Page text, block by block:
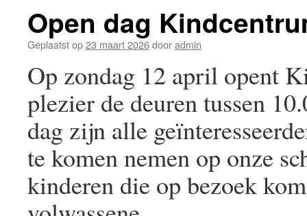
Open dag
Geplaatst op23 maart 2026dooradmin
Op zondag 12 april opent
plezier de deuren tussen
dag zijn alle
te komen nemen op onze
kinderen die op bezoek